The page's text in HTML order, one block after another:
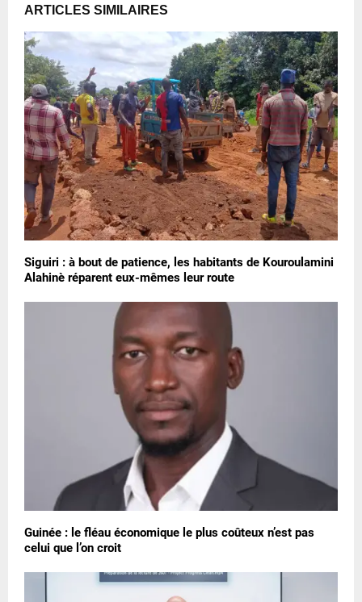
ARTICLES SIMILAIRES
Siguiri : à bout de patience, les habitants de Kouroulamini
Alahinè réparent eux-mêmes leur route
Guinée : le fléau économique le plus coûteux n’est pas
celui que l’on croit